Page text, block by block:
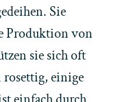
Sie
Produktion von
sie sich oft
einige